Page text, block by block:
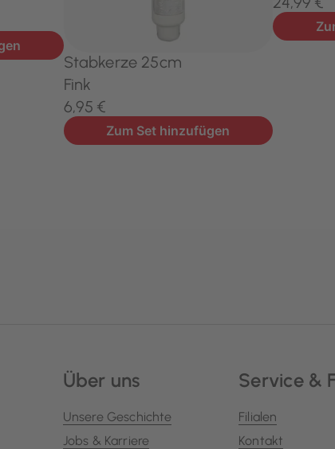
Über uns
Unsere Geschichte
Jobs & Karriere
Service &
Filialen
Kontakt